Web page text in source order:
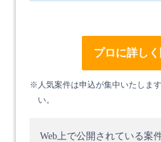
プロに詳し
※人気案件は申込が集中いたしま
い。
Web上で公開されている案